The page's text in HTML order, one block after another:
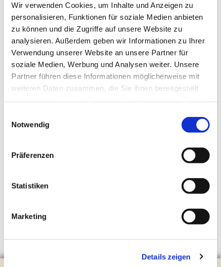
Wir verwenden Cookies, um Inhalte und Anzeigen zu
personalisieren, Funktionen für soziale Medien anbieten
zu können und die Zugriffe auf unsere Website zu
analysieren. Außerdem geben wir Informationen zu Ihrer
Verwendung unserer Website an unsere Partner für
soziale Medien, Werbung und Analysen weiter. Unsere
Partner führen diese Informationen möglicherweise mit
weiteren Daten zusammen, die Sie ihnen bereitgestellt
Notwendig
Präferenzen
Statistiken
Marketing
Details zeigen
kurz und manchmal erklingen auch Instrumente.
Anette Petrick, Tel. 0151 / 72 14 02 57
Mail:petrick@kirche-steinhagen.de